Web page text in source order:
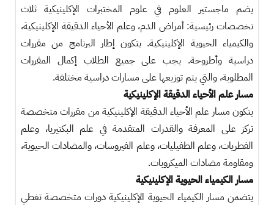
يضم ماجستير العلوم في علوم المختبرات الإكلينيكية ثلاث
تخصصات رئيسية: أمراض الدم، وعلم الأحياء الدقيقة الإكلينيكية،
والكيمياء الحيوية الإكلينيكية. يتكون إطار البرنامج من مقررات
دراسية وأطروحة. يجب على جميع الطلاب إكمال المقررات
المطلوبة، والتي يتم توزيعها على مسارات دراسية مختلفة.
مسار علم الأحياء الدقيقة الإكلينيكية
يتكون مسار علم الأحياء الدقيقة الإكلينيكية من مقررات متخصصة
تركز على المعرفة والقدرات المتقدمة في علم البكتيريا، وعلم
الفطريات، وعلم الطفيليات، وعلم الفيروسات، والمضادات الحيوية،
ومقاومة مضادات الميكروبات.
مسار الكيمياء الحيوية الإكلينيكية
يتضمن مسار الكيمياء الحيوية الإكلينيكية دورات متخصصة تغطي